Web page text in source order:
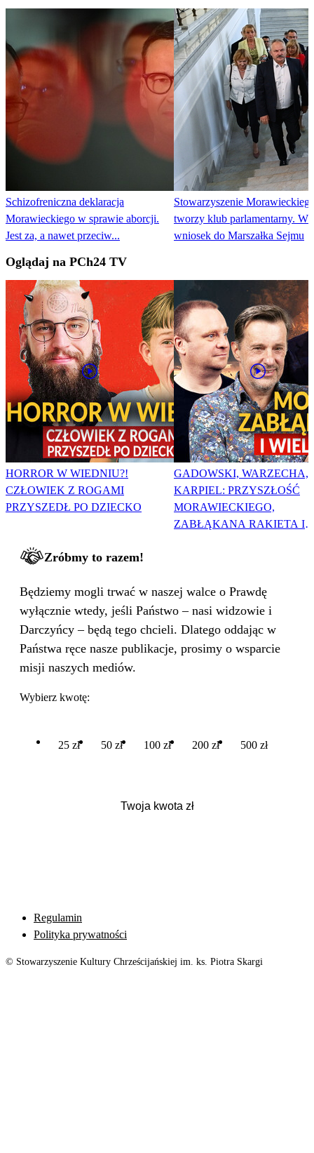
Schizofreniczna deklaracja
Morawieckiego w sprawie aborcji.
Jest za, a nawet przeciw...
Stowarzyszenie
tworzy klub parlamentarny.
wniosek do Marszałka Sejmu
Oglądaj na PCh24 TV
HORROR W WIEDNIU?!
CZŁOWIEK Z ROGAMI
PRZYSZEDŁ PO DZIECKO
GADOWSKI, WARZECHA,
KARPIEL: PRZYSZŁOŚĆ
MORAWIECKIEGO,
ZABŁĄKANA RAKIETA I
Zróbmy to razem!
Będziemy mogli trwać w naszej walce o Prawdę
wyłącznie wtedy, jeśli Państwo – nasi widzowie i
Darczyńcy – będą tego chcieli. Dlatego oddając w
Państwa ręce nasze publikacje, prosimy o wsparcie
misji naszych mediów.
Wybierz kwotę:
25 zł 50 zł 100 zł 200 zł 500 zł
Regulamin
Polityka prywatności
© Stowarzyszenie Kultury Chrześcijańskiej im. ks. Piotra Skargi